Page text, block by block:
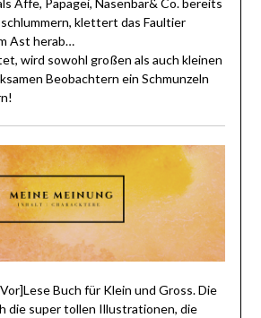
Affe, Papagei, Nasenbär& Co. bereits
klettert das Faultier
Ast herab…
wird sowohl großen als auch kleinen
Beobachtern ein Schmunzeln
Buch für Klein und Gross. Die
die super tollen Illustrationen, die